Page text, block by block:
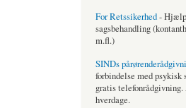
For Retssikerhed- Hjælp
sagsbehandling
m.fl.)
SINDs
forbindelse med psykisk
gratis
hverdage.